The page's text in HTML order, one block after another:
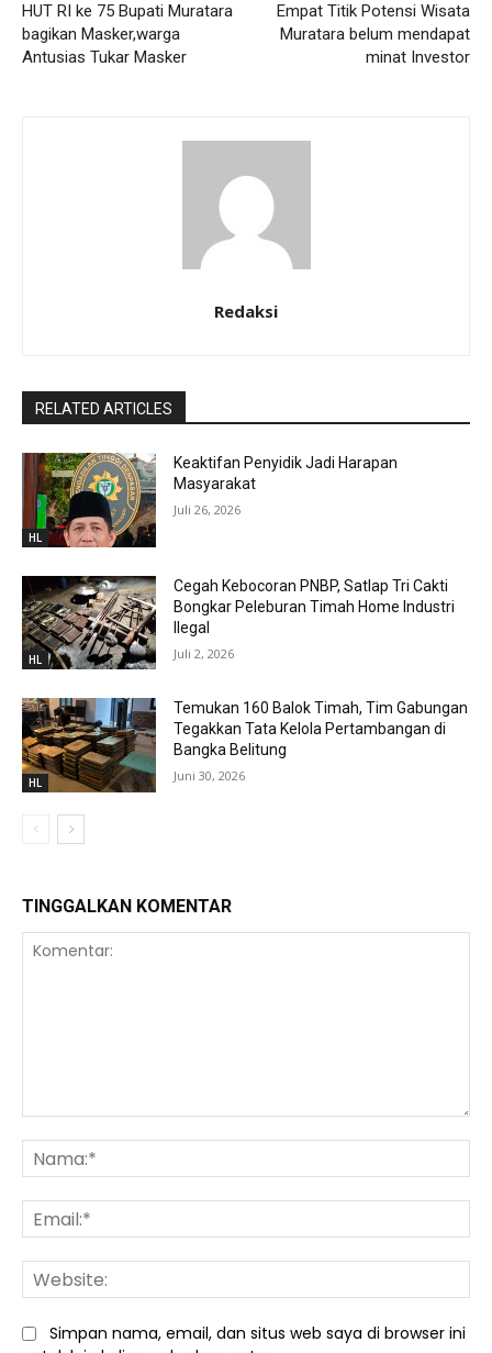
HUT RI ke 75 Bupati Muratara
bagikan Masker,warga
Antusias Tukar Masker
Empat Titik Potensi Wisata
Muratara belum mendapat
minat Investor
Redaksi
RELATED ARTICLES
HL
Keaktifan Penyidik Jadi Harapan
Masyarakat
Juli 26, 2026
HL
Cegah Kebocoran PNBP, Satlap Tri Cakti
Bongkar Peleburan Timah Home Industri
Ilegal
Juli 2, 2026
HL
Temukan 160 Balok Timah, Tim Gabungan
Tegakkan Tata Kelola Pertambangan di
Bangka Belitung
Juni 30, 2026
TINGGALKAN KOMENTAR
Simpan nama, email, dan situs web saya di browser ini